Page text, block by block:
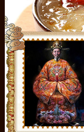
dùng không mất công
ngâm tổ yến với nước
lần nước là sạch.
Yến sào có thể chế
chưng đường phèn, chè
có thể nấu kết hợp, đan
Yến trắng tinh chế
sản phẩm ưa chuộng
sức khỏe cho cả gia
cùng ý nghĩa, giá trị. Với